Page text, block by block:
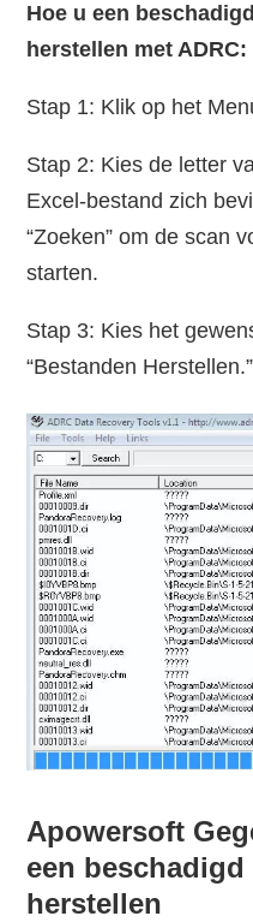
Hoe u een
herstellen met ADRC:
Stap 1: Klik op het
Stap 2: Kies de letter
Excel-bestand zich
“Zoeken” om de scan
starten.
Stap 3: Kies het
“Bestanden Herstellen.”
Apowersoft
een
herstellen